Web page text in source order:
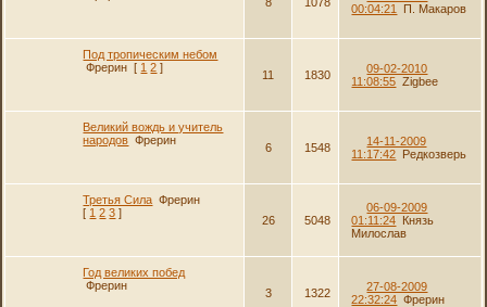
00:04:21
П. Макаров
Под тропическим небом
Фрерин [ 1 2 ]
11 1830
09-02-2010
11:08:55 Zigbee
Великий вождь и учитель
народов Фрерин
6 1548
14-11-2009
11:17:42 Редкозверь
Третья Сила Фрерин
[ 1 2 3 ]
26 5048
06-09-2009
01:11:24 Князь
Милослав
Год великих побед
Фрерин
3 1322
27-08-2009
22:32:24 Фрерин